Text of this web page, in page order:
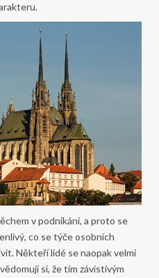
v podnikání, a proto se
co se týče osobních
Někteří lidé se naopak velmi
si, že tím závistivým